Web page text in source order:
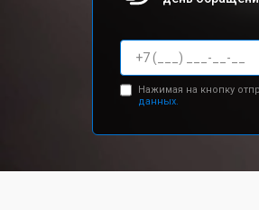
Нажимая на кнопку
данных.